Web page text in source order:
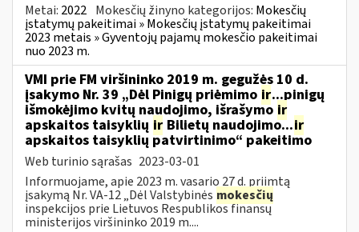
Metai: 2022 Mokesčių žinyno kategorijos: Mokesčių
įstatymų pakeitimai » Mokesčių įstatymų pakeitimai
2023 metais » Gyventojų pajamų mokesčio pakeitimai
nuo 2023 m.
VMI prie FM viršininko 2019 m. gegužės 10 d.
įsakymo Nr. 39 „Dėl Pinigų priėmimo ir...pinigų
išmokėjimo kvitų naudojimo, išrašymo ir
apskaitos taisyklių ir Bilietų naudojimo...ir
apskaitos taisyklių patvirtinimo“ pakeitimo
Web turinio sąrašas 2023-03-01
Informuojame, apie 2023 m. vasario 27 d. priimtą
įsakymą Nr. VA-12 „Dėl Valstybinės mokesčių
inspekcijos prie Lietuvos Respublikos finansų
ministerijos viršininko 2019 m....